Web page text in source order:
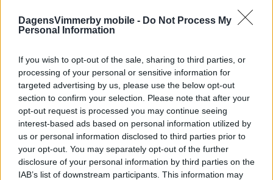
DagensVimmerby mobile - Do Not Process My
Personal Information
If you wish to opt-out of the sale, sharing to third parties, or
processing of your personal or sensitive information for
targeted advertising by us, please use the below opt-out
section to confirm your selection. Please note that after your
opt-out request is processed you may continue seeing
interest-based ads based on personal information utilized by
us or personal information disclosed to third parties prior to
your opt-out. You may separately opt-out of the further
disclosure of your personal information by third parties on the
IAB’s list of downstream participants. This information may